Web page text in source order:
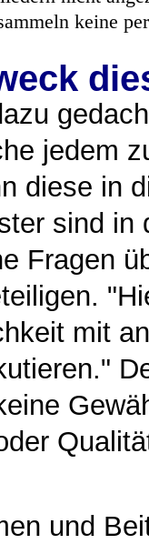
keine
jedem
diese in
sind in
Fragen
mit
und